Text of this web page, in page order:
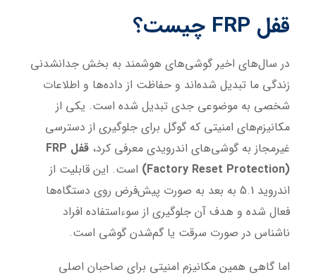
قفل FRP چیست؟
در سال‌های اخیر گوشی‌های هوشمند به بخش جدانشدنی
زندگی ما تبدیل شده‌اند و حفاظت از داده‌ها و اطلاعات
شخصی به موضوعی جدی تبدیل شده است. یکی از
مکانیزم‌های امنیتی که گوگل برای جلوگیری از دسترسی
غیرمجاز به گوشی‌های اندرویدی معرفی کرد،قفل FRP
(Factory Reset Protection) است. این قابلیت از
اندروید 5.1 به بعد به صورت پیش‌فرض روی دستگاه‌ها
فعال شده و هدف آن جلوگیری از سوءاستفاده افراد
ناشناس در صورت سرقت یا گم‌شدن گوشی است.
اما گاهی همین مکانیزم امنیتی برای صاحبان اصلی